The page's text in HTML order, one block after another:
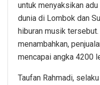
untuk menyaksikan
dunia di Lombok dan
hiburan musik
menambahkan,
mencapai angka 4200
Taufan Rahmadi,